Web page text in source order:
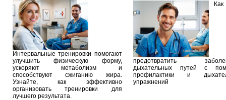
Интервальные тренировки помогают
улучшить физическую форму,
ускоряют метаболизм и
способствуют сжиганию жира.
Узнайте, как эффективно
организовать тренировки для
лучшего результата.
Как
предотвратить
дыхательных путей с
профилактики и
упражнений